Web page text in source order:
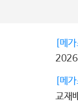
[메
[메
교재